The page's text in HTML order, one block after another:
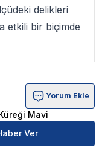
delikleri
etkili bir biçimde
Yorumları
Yorum Ekle
Mavi
Ver